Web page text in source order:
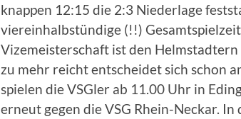
knappen 12:15 die 2:3 Niederlage
viereinhalbstündige (!!)
Vizemeisterschaft ist den
zu mehr reicht entscheidet sich schon
spielen die VSGler ab 11.00 Uhr in
erneut gegen die VSG Rhein-Neckar.